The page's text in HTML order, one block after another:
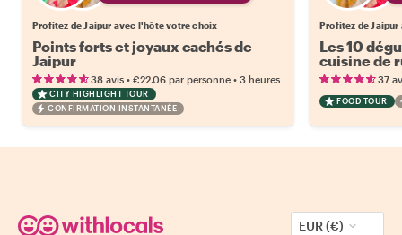
Profitez de Jaipur avec l'hôte votre choix
Points forts et joyaux cachés de
Jaipur
38 avis • €22.06 par personne • 3 heures
CITY HIGHLIGHT TOUR
CONFIRMATION INSTANTANÉE
Profitez de
Les 10
cuisine de
37
FOOD TOUR
EUR (€)